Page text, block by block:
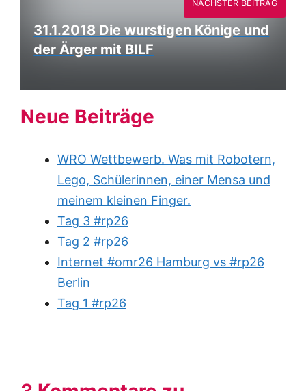
31.1.2018 Die wurstigen Könige und
der Ärger mit BILF
NÄCHSTER BEITRAG
Neue Beiträge
WRO Wettbewerb. Was mit Robotern,
Lego, Schülerinnen, einer Mensa und
meinem kleinen Finger.
Tag 3 #rp26
Tag 2 #rp26
Internet #omr26 Hamburg vs #rp26
Berlin
Tag 1 #rp26